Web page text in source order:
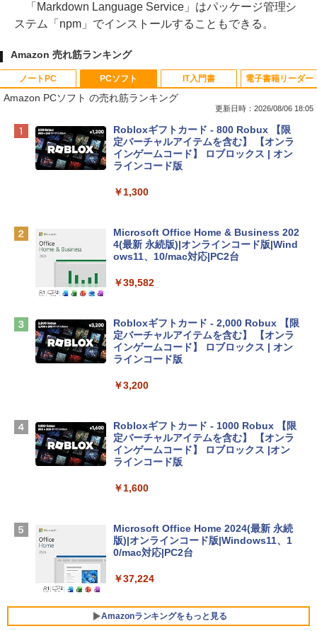
「Markdown Language Service」はパッケージ管理シ
ステム「npm」でインストールすることもできる。
Amazon 売れ筋ランキング
ノートPC
Apple 2026 MacBook Neo A18 Proチッ
プ搭載13インチノートブック：AIとAppl
e Intelligenceのために設計、Liquid Ret
inaディスプレイ、8GBユニファイドメモ
eTime HDカメラ、Touch ID - インディ
￥137,800
ンケース Dell NEC Lavie ASUS HP dyna
￥2,952
Apple 2026 MacBook Air M5チップ搭載
igence、13.6インチLiquid Retinaディ
ームカメラ、日本語キーボード、Touch I
D - ミッドナイト
￥314,800
￥129,800
Core i5/16GB/SSD 512GB/ホワイト) FM
VWK3E15W_AZ
PCソフト
Amazon PCソフト の売れ筋ランキング
更新日時：2026/08/06 18:05
Robloxギフトカード - 800 Robux 【限
定バーチャルアイテムを含む】 【オンラ
インゲームコード】 ロブロックス | オン
ラインコード版
￥1,300
Microsoft Office Home & Business 202
4(最新 永続版)|オンラインコード版|Wind
ows11、10/mac対応|PC2台
￥39,582
Robloxギフトカード - 2,000 Robux 【限
定バーチャルアイテムを含む】 【オンラ
インゲームコード】 ロブロックス | オン
ラインコード版
￥3,200
Robloxギフトカード - 1000 Robux 【限
定バーチャルアイテムを含む】 【オンラ
インゲームコード】 ロブロックス |オン
ラインコード版
￥1,600
Microsoft Office Home 2024(最新 永続
版)|オンラインコード版|Windows11、1
0/mac対応|PC2台
￥37,224
Amazonランキングをもっと見る
IT入門書 電子書籍リーダー